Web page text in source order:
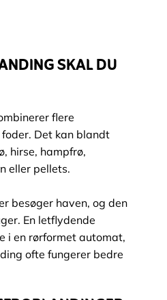
SKAL DU
flere
Det kan blandt
hirse, hampfrø,
eller pellets.
besøger haven, og den
En letflydende
i en rørformet automat,
ofte fungerer bedre